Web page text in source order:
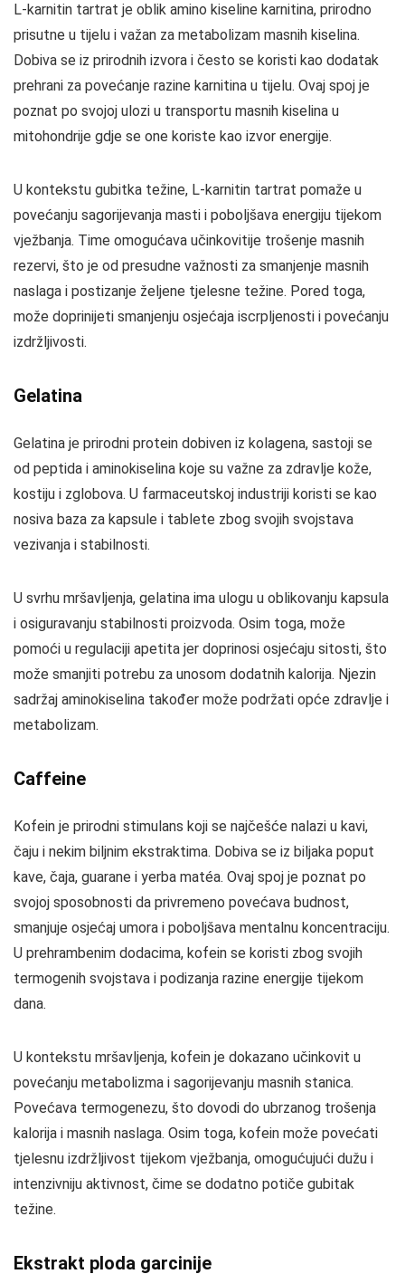
L-karnitin tartrat je oblik amino kiseline karnitina, prirodno
prisutne u tijelu i važan za metabolizam masnih kiselina.
Dobiva se iz prirodnih izvora i često se koristi kao dodatak
prehrani za povećanje razine karnitina u tijelu. Ovaj spoj je
poznat po svojoj ulozi u transportu masnih kiselina u
mitohondrije gdje se one koriste kao izvor energije.
U kontekstu gubitka težine, L-karnitin tartrat pomaže u
povećanju sagorijevanja masti i poboljšava energiju tijekom
vježbanja. Time omogućava učinkovitije trošenje masnih
rezervi, što je od presudne važnosti za smanjenje masnih
naslaga i postizanje željene tjelesne težine. Pored toga,
može doprinijeti smanjenju osjećaja iscrpljenosti i povećanju
izdržljivosti.
Gelatina
Gelatina je prirodni protein dobiven iz kolagena, sastoji se
od peptida i aminokiselina koje su važne za zdravlje kože,
kostiju i zglobova. U farmaceutskoj industriji koristi se kao
nosiva baza za kapsule i tablete zbog svojih svojstava
vezivanja i stabilnosti.
U svrhu mršavljenja, gelatina ima ulogu u oblikovanju kapsula
i osiguravanju stabilnosti proizvoda. Osim toga, može
pomoći u regulaciji apetita jer doprinosi osjećaju sitosti, što
može smanjiti potrebu za unosom dodatnih kalorija. Njezin
sadržaj aminokiselina također može podržati opće zdravlje i
metabolizam.
Caffeine
Kofein je prirodni stimulans koji se najčešće nalazi u kavi,
čaju i nekim biljnim ekstraktima. Dobiva se iz biljaka poput
kave, čaja, guaranе i yerba matéa. Ovaj spoj je poznat po
svojoj sposobnosti da privremeno povećava budnost,
smanjuje osjećaj umora i poboljšava mentalnu koncentraciju.
U prehrambenim dodacima, kofein se koristi zbog svojih
termogenih svojstava i podizanja razine energije tijekom
dana.
U kontekstu mršavljenja, kofein je dokazano učinkovit u
povećanju metabolizma i sagorijevanju masnih stanica.
Povećava termogenezu, što dovodi do ubrzanog trošenja
kalorija i masnih naslaga. Osim toga, kofein može povećati
tjelesnu izdržljivost tijekom vježbanja, omogućujući dužu i
intenzivniju aktivnost, čime se dodatno potiče gubitak
težine.
Ekstrakt ploda garcinije